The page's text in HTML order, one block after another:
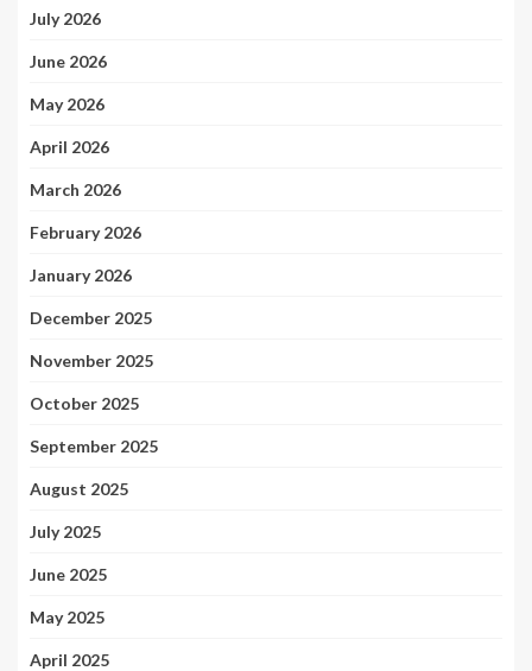
July 2026
June 2026
May 2026
April 2026
March 2026
February 2026
January 2026
December 2025
November 2025
October 2025
September 2025
August 2025
July 2025
June 2025
May 2025
April 2025